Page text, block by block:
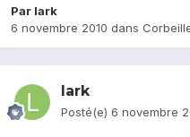
Par lark
6 novembre 2010 dans
lark
Posté(e) 6 novembre